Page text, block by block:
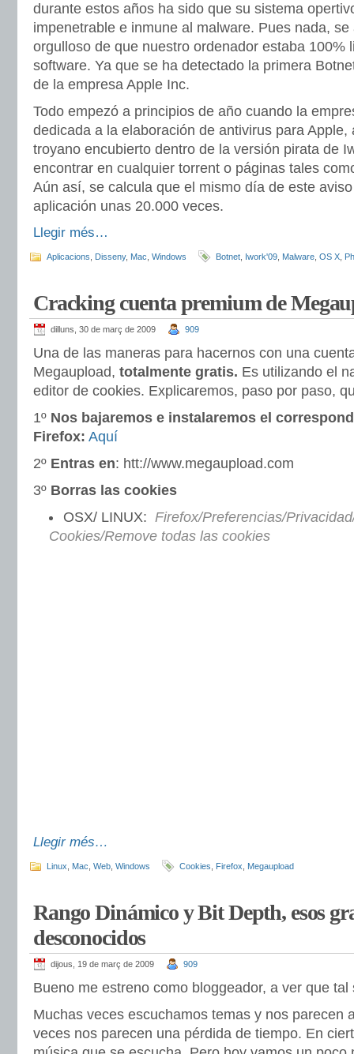
durante estos años ha sido que su sistema
impenetrable e inmune al malware. Pues nada,
orgulloso de que nuestro ordenador estaba 100%
software. Ya que se ha detectado la primera
de la empresa Apple Inc.
Todo empezó a principios de año cuando la
dedicada a la elaboración de antivirus para Apple,
troyano encubierto dentro de la versión pirata de
encontrar en cualquier torrent o páginas tales
Aún así, se calcula que el mismo día de este
aplicación unas 20.000 veces.
Llegir més…
Aplicacions Disseny, Mac Windows Botnet Iwork'09 Malware OS X
Cracking cuenta premium de
dilluns, 30 de març de 2009 909
Una de las maneras para hacernos con una
Megaupload, totalmente gratis. Es utilizando el
editor de cookies. Explicaremos, paso por paso,
1º Nos bajaremos e instalaremos el
Firefox: Aquí
2º Entras en: htt://www.megaupload.com
3º Borras las cookies
OSX/ LINUX: Firefox/Preferencias/
Cookies/Remove todas las cookies
Llegir més…
Linux Mac Web Windows Cookies Firefox Megaupload
Rango Dinámico y Bit Depth, esos
desconocidos
dijous, 19 de març de 2009 909
Bueno me estreno como bloggeador, a ver que
Muchas veces escuchamos temas y nos parecen
veces nos parecen una pérdida de tiempo. En